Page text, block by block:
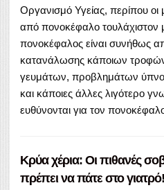
Οργανισμό Υγείας, περίπου οι
από πονοκέφαλο τουλάχιστον
πονοκέφαλος είναι συνήθως
κατανάλωσης κάποιων
γευμάτων, προβλημάτων
και κάποιες άλλες λιγότερο
ευθύνονται για τον
Κρύα χέρια: Οι πιθανές
πρέπει να πάτε στο γιατρό!